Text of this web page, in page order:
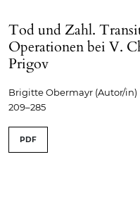
Tod und Zahl.
Operationen bei V.
Prigov
Brigitte Obermayr (Autor/in)
209–285
PDF